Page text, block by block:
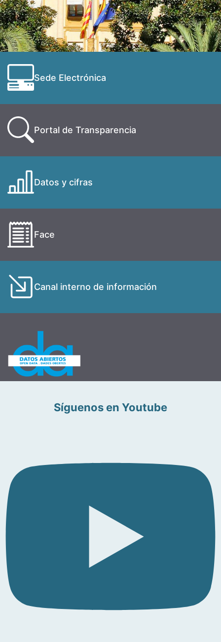
Sede Electrónica
Portal de Transparencia
Datos y cifras
Face
Canal interno de información
Síguenos en Youtube